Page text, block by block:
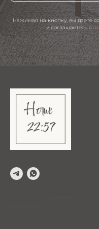
Нажимая на кнопку, вы даете
и соглашаетесь c